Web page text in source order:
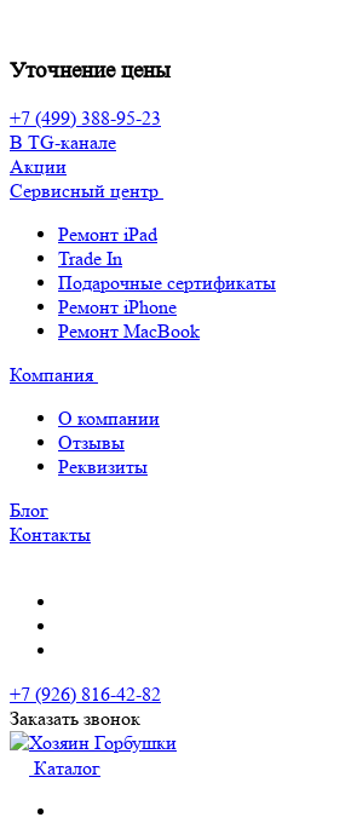
Уточнение цены
+7 (499) 388-95-23
В TG-канале
Акции
Сервисный центр
Ремонт iPad
Trade In
Подарочные сертификаты
Ремонт iPhone
Ремонт MacBook
Компания
О компании
Отзывы
Реквизиты
Блог
Контакты
+7 (926) 816-42-82
Заказать звонок
Каталог